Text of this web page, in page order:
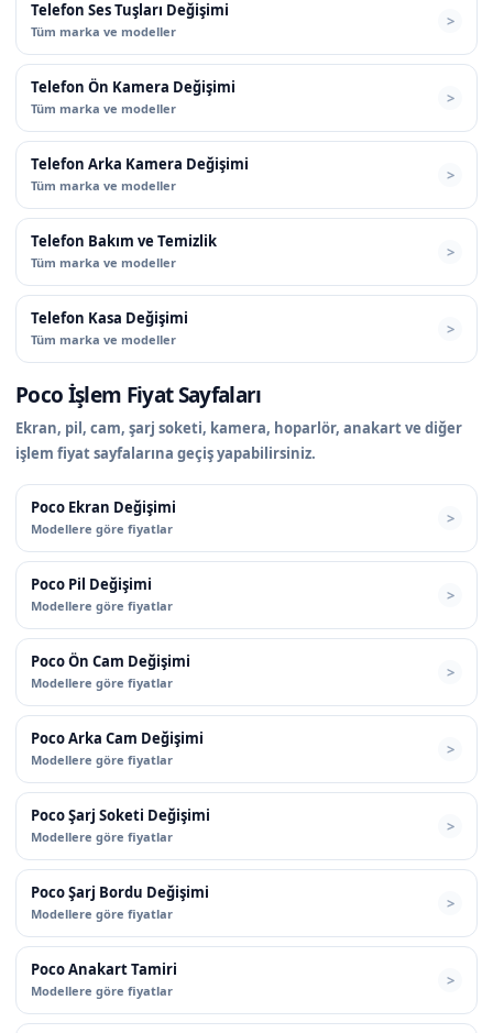
Telefon Ses Tuşları Değişimi
Tüm marka ve modeller
Telefon Ön Kamera Değişimi
Tüm marka ve modeller
Telefon Arka Kamera Değişimi
Tüm marka ve modeller
Telefon Bakım ve Temizlik
Tüm marka ve modeller
Telefon Kasa Değişimi
Tüm marka ve modeller
Poco İşlem Fiyat Sayfaları
Ekran, pil, cam, şarj soketi, kamera, hoparlör, anakart ve diğer
işlem fiyat sayfalarına geçiş yapabilirsiniz.
Poco Ekran Değişimi
Modellere göre fiyatlar
Poco Pil Değişimi
Modellere göre fiyatlar
Poco Ön Cam Değişimi
Modellere göre fiyatlar
Poco Arka Cam Değişimi
Modellere göre fiyatlar
Poco Şarj Soketi Değişimi
Modellere göre fiyatlar
Poco Şarj Bordu Değişimi
Modellere göre fiyatlar
Poco Anakart Tamiri
Modellere göre fiyatlar